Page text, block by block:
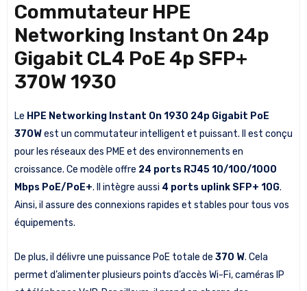
Commutateur HPE
Networking Instant On 24p
Gigabit CL4 PoE 4p SFP+
370W 1930
Le HPE Networking Instant On 1930 24p Gigabit PoE
370West un commutateur intelligent et puissant. Il est conçu
pour les réseaux des PME et des environnements en
croissance. Ce modèle offre 24 ports RJ45 10/100/1000
Mbps PoE/PoE+. Il intègre aussi 4 ports uplink SFP+ 10G.
Ainsi, il assure des connexions rapides et stables pour tous vos
équipements.
De plus, il délivre une puissance PoE totale de 370 W. Cela
permet d’alimenter plusieurs points d’accès Wi-Fi, caméras IP